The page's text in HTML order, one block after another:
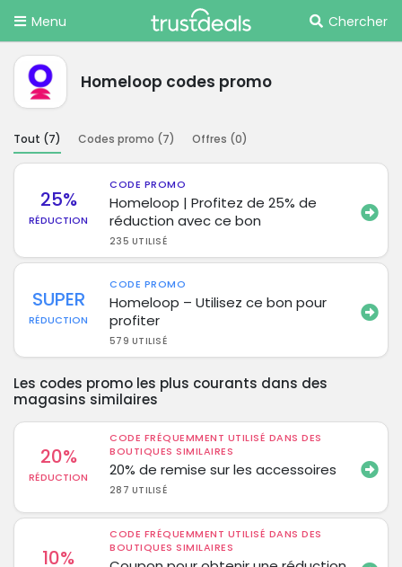
Menu Chercher
Homeloop codes promo
Tout (7) Codes promo (7) Offres (0)
25%
RÉDUCTION
CODE PROMO
Homeloop | Profitez de 25% de
réduction avec ce bon
235 UTILISÉ
SUPER
RÉDUCTION
CODE PROMO
Homeloop – Utilisez ce bon pour
profiter
579 UTILISÉ
Les codes promo les plus courants dans des
magasins similaires
20%
RÉDUCTION
CODE FRÉQUEMMENT UTILISÉ DANS DES
BOUTIQUES SIMILAIRES
20% de remise sur les accessoires
287 UTILISÉ
10%
CODE FRÉQUEMMENT UTILISÉ DANS DES
BOUTIQUES SIMILAIRES